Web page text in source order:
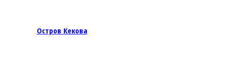
Остров Кекова